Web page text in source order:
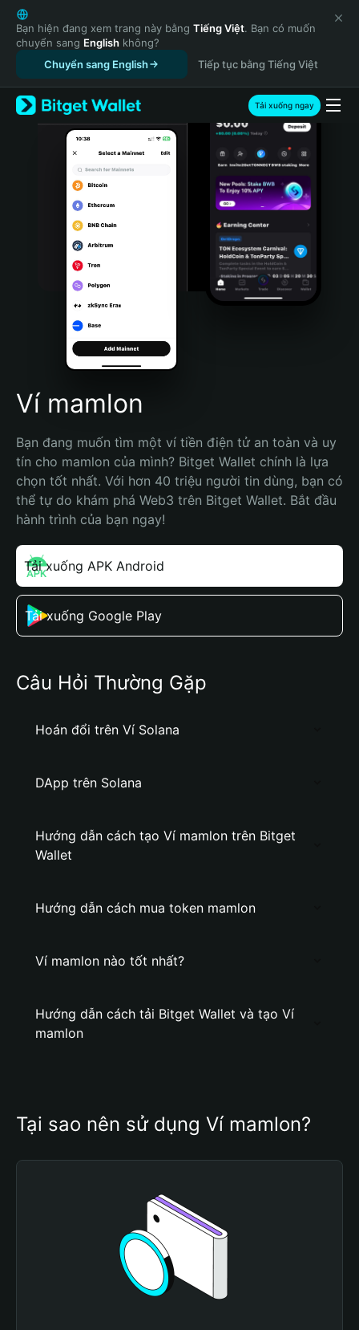
English
日本語
Tiếng Việt
Русский
Español (Latinoamérica)
Türkçe
Italiano
Português (Portugal)
Bahasa Indonesia
Português (Brasil)
Español (Argentina)
Bạn hiện đang xem trang này bằng Tiếng Việt. Bạn có muốn
chuyển sang English không?
Chuyển sang English
Tiếp tục bằng Tiếng Việt
Tải xuống ngay
Ví mamlon
Bạn đang muốn tìm một ví tiền điện tử an toàn và uy
tín cho mamlon của mình? Bitget Wallet chính là lựa
chọn tốt nhất. Với hơn 40 triệu người tin dùng, bạn có
thể tự do khám phá Web3 trên Bitget Wallet. Bắt đầu
hành trình của bạn ngay!
Tải xuống APK Android
Tải xuống Google Play
Câu Hỏi Thường Gặp
Hoán đổi trên Ví Solana
DApp trên Solana
Hướng dẫn cách tạo Ví mamlon trên Bitget
Wallet
Hướng dẫn cách mua token mamlon
Ví mamlon nào tốt nhất?
Hướng dẫn cách tải Bitget Wallet và tạo Ví
mamlon
Tại sao nên sử dụng Ví mamlon?